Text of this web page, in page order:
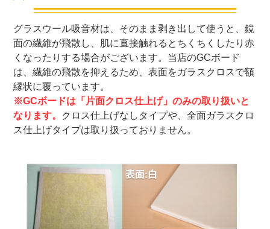
グラスウール吸音材は、そのまま剥き出して使うと、鏡
面の繊維が飛散し、肌に直接触れるとちくちくしたり赤
くなったりする場合がございます。当店のGCボード
は、繊維の飛散を抑えるため、表面をガラスクロスで額
縁状に覆っています。
※GCボードは「片面クロス仕上げ」のみの取り扱いと
なります。 クロス仕上げなしタイプや、全面ガラスクロ
ス仕上げタイプは取り扱っておりません。